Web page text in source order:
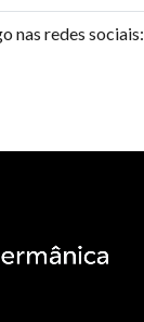
nas redes sociais: